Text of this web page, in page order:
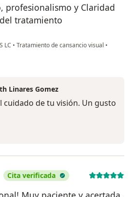
profesionalismo y Claridad
tratamiento
LC • Tratamiento de cansancio visual •
Linares Gomez
cuidado de tu visión. Un gusto
Cita verificada